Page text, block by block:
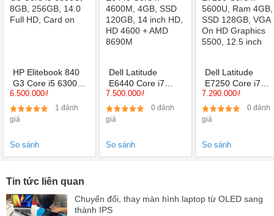
Miễn phí công nắp đặt
Kiểm tra tổng thể laptop
Ship COD Toàn quốc
HP Elitebook 840
G3 Core i5 6300U,
8GB, 256GB, 14.0
Full HD, Card on
6.500.000₫
1 đánh
giá
So sánh
Dell Latitude
E6440 Core i7
4600M, 4GB, SSD
120GB, 14 inch
HD, HD 4600 +
7.500.000₫
0 đánh
giá
So sánh
Dell Latitude
E7250 Core i7
5600U, Ram
SSD 128GB, VGA
On HD Graphics
7.290.000₫
0 đánh
giá
So sánh
Tin tức liên quan
Chuyển đổi, thay màn hình laptop từ OLED sang
thành IPS